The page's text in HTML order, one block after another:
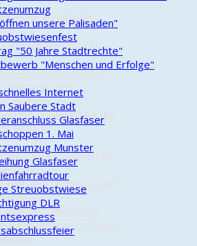
Zweitakter-
2025 in
nach Istanbul
des
Challenge für die
Piraten
oder: Saisonstart
Piraten im Einsatz als
13" unterwegs
Kennzeichen-Treffen in
unsere Palisaden"
"50 Jahre Stadtrechte"
"Menschen und Erfolge"
Internet
Saubere Stadt
Glasfaser
1. Mai
Munster
Glasfaser
Streuobstwiese
DLR